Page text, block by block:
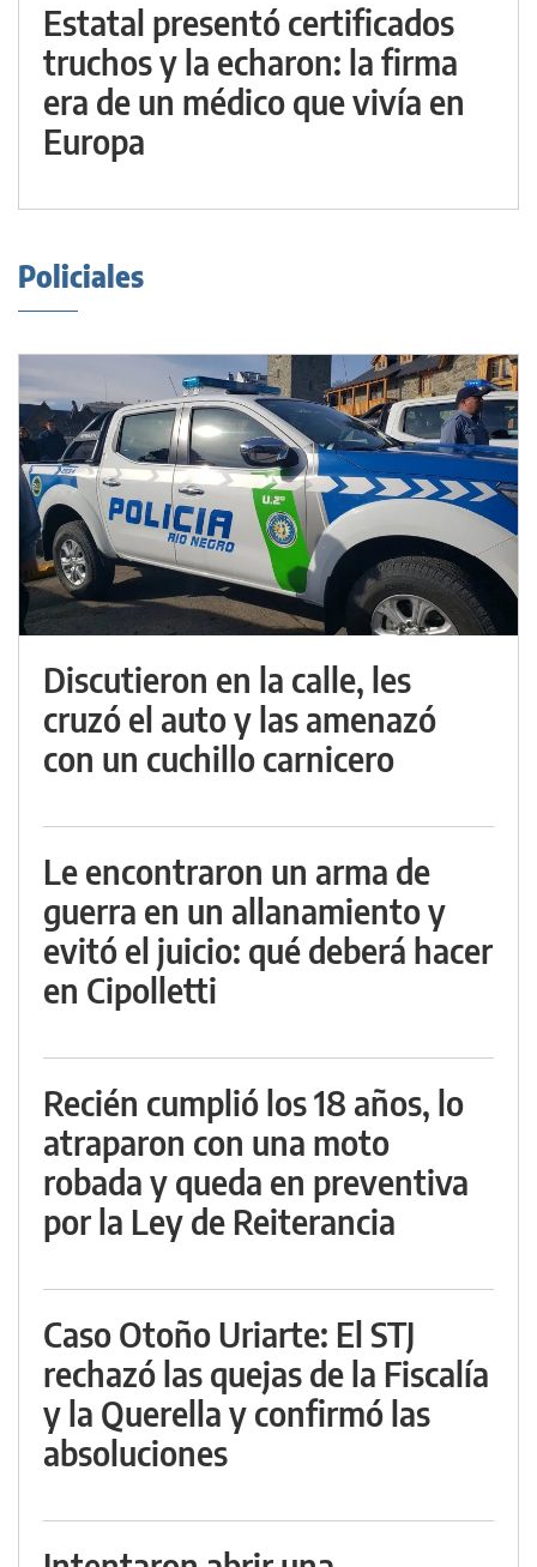
Estatal presentó certificados
truchos y la echaron: la firma
era de un médico que vivía en
Europa
Policiales
Discutieron en la calle, les
cruzó el auto y las amenazó
con un cuchillo carnicero
Le encontraron un arma de
guerra en un allanamiento y
evitó el juicio: qué deberá hacer
en Cipolletti
Recién cumplió los 18 años, lo
atraparon con una moto
robada y queda en preventiva
por la Ley de Reiterancia
Caso Otoño Uriarte: El STJ
rechazó las quejas de la Fiscalía
y la Querella y confirmó las
absoluciones